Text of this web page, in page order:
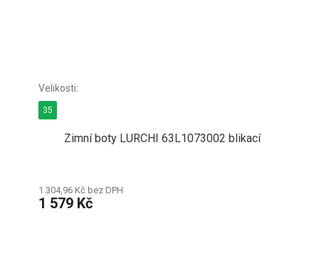
Zimní boty LURCHI 63L1073002 blikací
1 304,96 Kč bez DPH
1 579 Kč
35